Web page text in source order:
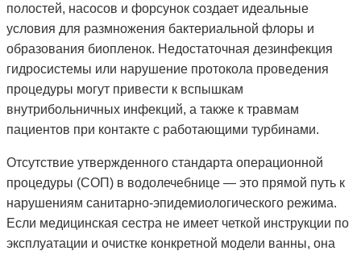
полостей, насосов и форсунок создает идеальные
условия для размножения бактериальной флоры и
образования биопленок. Недостаточная дезинфекция
гидросистемы или нарушение протокола проведения
процедуры могут привести к вспышкам
внутрибольничных инфекций, а также к травмам
пациентов при контакте с работающими турбинами.
Отсутствие утвержденного стандарта операционной
процедуры (СОП) в водолечебнице — это прямой путь к
нарушениям санитарно-эпидемиологического режима.
Если медицинская сестра не имеет четкой инструкции по
эксплуатации и очистке конкретной модели ванны, она